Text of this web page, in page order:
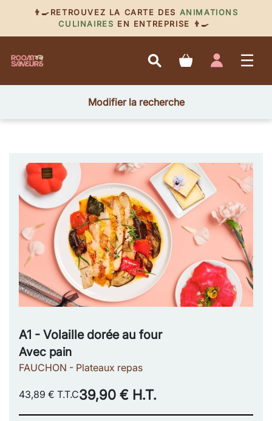
👨‍🍳RETROUVEZ LA CARTE DES ANIMATIONS
CULINAIRES EN ENTREPRISE 👨‍🍳
Modifier la recherche
A1 - Volaille dorée au four
Avec pain
FAUCHON - Plateaux repas
43,89 € T.T.C39,90 € H.T.